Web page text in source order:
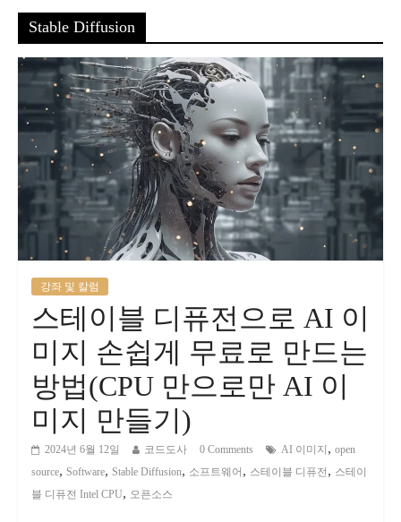
Stable Diffusion
강좌 및 칼럼
스테이블 디퓨전으로 AI 이
미지 손쉽게 무료로 만드는
방법(CPU 만으로만 AI 이
미지 만들기)
2024년 6월 12일 코드도사 0 Comments AI 이미지 , open
source, Software, Stable Diffusion, 소프트웨어 , 스테이블 디퓨전 , 스테이
블 디퓨전 Intel CPU, 오픈소스